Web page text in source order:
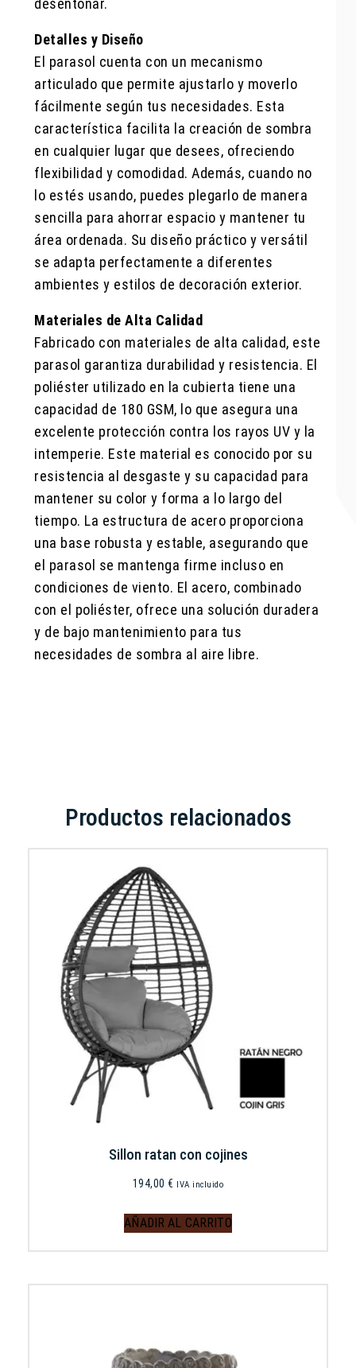
desentonar.
Detalles y Diseño
El parasol cuenta con un mecanismo
articulado que permite ajustarlo y moverlo
fácilmente según tus necesidades. Esta
característica facilita la creación de sombra
en cualquier lugar que desees, ofreciendo
flexibilidad y comodidad. Además, cuando no
lo estés usando, puedes plegarlo de manera
sencilla para ahorrar espacio y mantener tu
área ordenada. Su diseño práctico y versátil
se adapta perfectamente a diferentes
ambientes y estilos de decoración exterior.
Materiales de Alta Calidad
Fabricado con materiales de alta calidad, este
parasol garantiza durabilidad y resistencia. El
poliéster utilizado en la cubierta tiene una
capacidad de 180 GSM, lo que asegura una
excelente protección contra los rayos UV y la
intemperie. Este material es conocido por su
resistencia al desgaste y su capacidad para
mantener su color y forma a lo largo del
tiempo. La estructura de acero proporciona
una base robusta y estable, asegurando que
el parasol se mantenga firme incluso en
condiciones de viento. El acero, combinado
con el poliéster, ofrece una solución duradera
y de bajo mantenimiento para tus
necesidades de sombra al aire libre.
Productos relacionados
Sillon ratan con cojines
194,00€ IVA incluido
AÑADIR AL CARRITO